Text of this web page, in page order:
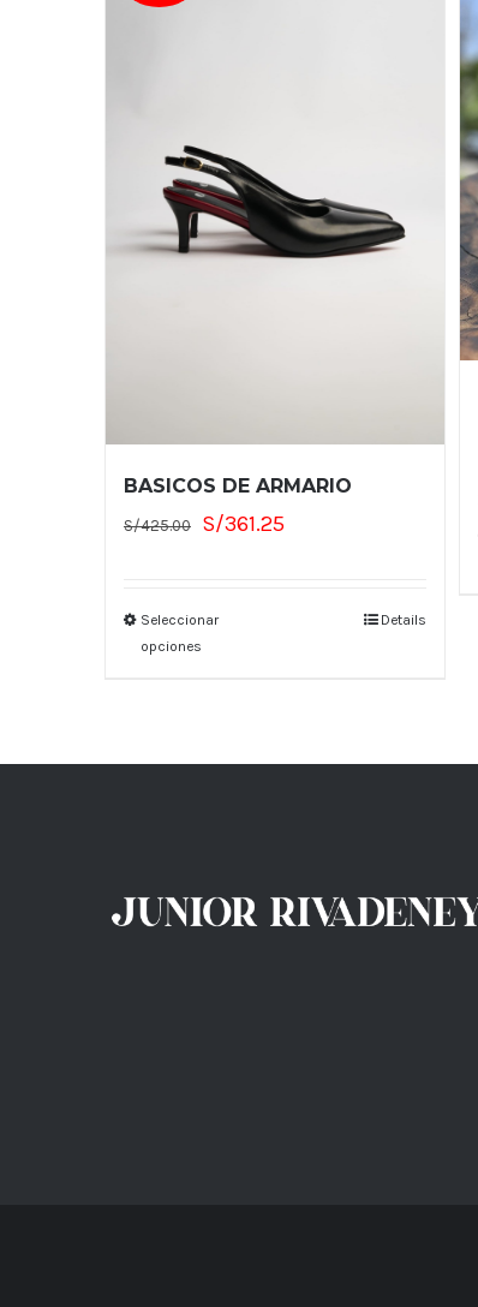
BASICOS DE ARMARIO
S/425.00
El
era:
S/361.25
Seleccionar
opciones
Details